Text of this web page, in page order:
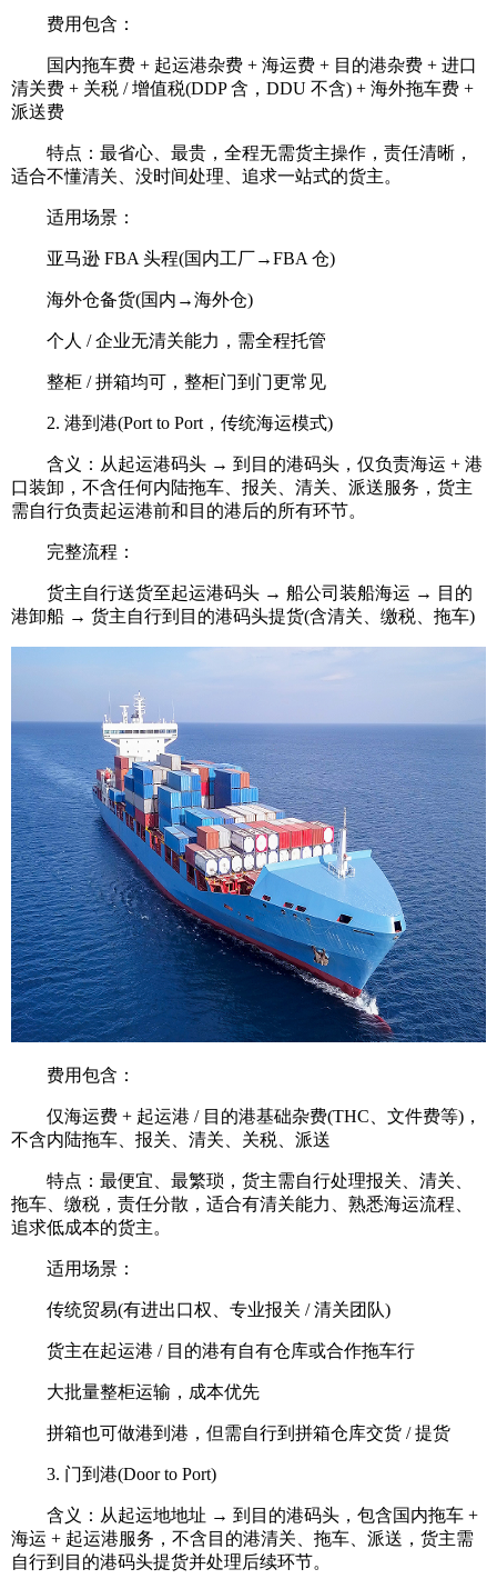
费用包含：
国内拖车费 + 起运港杂费 + 海运费 + 目的港杂费 + 进口
清关费 + 关税 / 增值税(DDP 含，DDU 不含) + 海外拖车费 +
派送费
特点：最省心、最贵，全程无需货主操作，责任清晰，
适合不懂清关、没时间处理、追求一站式的货主。
适用场景：
亚马逊 FBA 头程(国内工厂→FBA 仓)
海外仓备货(国内→海外仓)
个人 / 企业无清关能力，需全程托管
整柜 / 拼箱均可，整柜门到门更常见
2. 港到港(Port to Port，传统海运模式)
含义：从起运港码头 → 到目的港码头，仅负责海运 + 港
口装卸，不含任何内陆拖车、报关、清关、派送服务，货主
需自行负责起运港前和目的港后的所有环节。
完整流程：
货主自行送货至起运港码头 → 船公司装船海运 → 目的
港卸船 → 货主自行到目的港码头提货(含清关、缴税、拖车)
费用包含：
仅海运费 + 起运港 / 目的港基础杂费(THC、文件费等)，
不含内陆拖车、报关、清关、关税、派送
特点：最便宜、最繁琐，货主需自行处理报关、清关、
拖车、缴税，责任分散，适合有清关能力、熟悉海运流程、
追求低成本的货主。
适用场景：
传统贸易(有进出口权、专业报关 / 清关团队)
货主在起运港 / 目的港有自有仓库或合作拖车行
大批量整柜运输，成本优先
拼箱也可做港到港，但需自行到拼箱仓库交货 / 提货
3. 门到港(Door to Port)
含义：从起运地地址 → 到目的港码头，包含国内拖车 +
海运 + 起运港服务，不含目的港清关、拖车、派送，货主需
自行到目的港码头提货并处理后续环节。